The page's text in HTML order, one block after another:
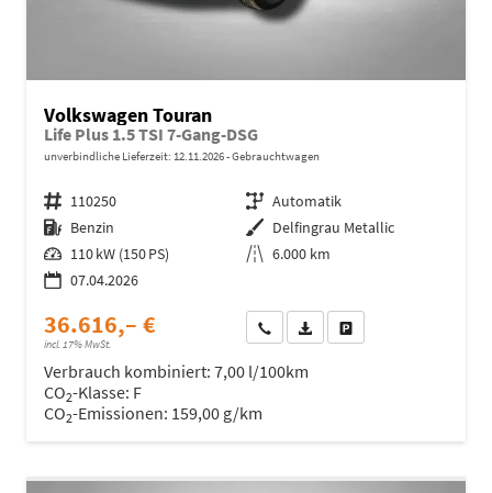
Volkswagen Touran
Life Plus 1.5 TSI 7-Gang-DSG
unverbindliche Lieferzeit: 12.11.2026 Gebrauchtwagen
Fahrzeugnr. 110250 Getriebe Automatik
Kraftstoff Benzin Außenfarbe Delfingrau Metallic
Leistung 110 kW (150 PS) Kilometerstand 6.000 km
07.04.2026
36.616,– €
incl. 17% MwSt.
Wir rufen Sie anFahrzeugexposé (PDF)
Verbrauch kombiniert: 7,00 l/100km
CO2-Klasse: F
CO2-Emissionen: 159,00 g/km